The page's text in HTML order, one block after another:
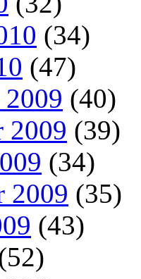
(34)
(47)
2009 (40)
2009 (39)
(34)
2009 (35)
(43)